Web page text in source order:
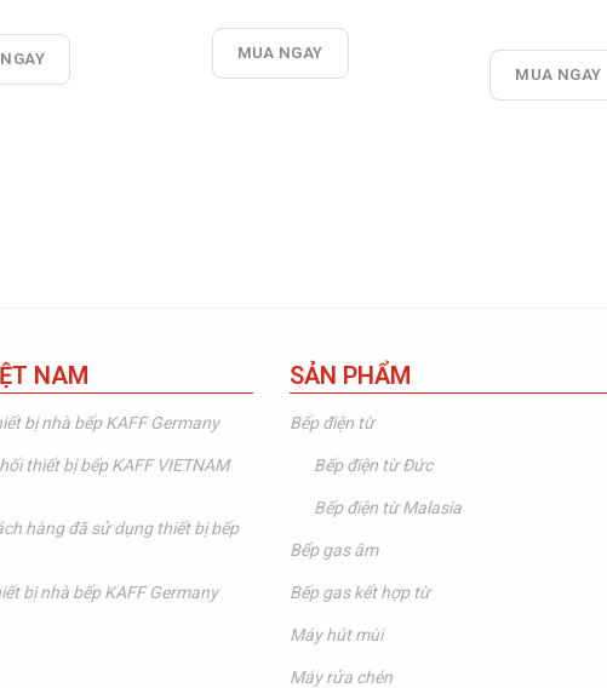
VNĐ.
2.100.000 VNĐ.
MUA NGAY
585.000 VNĐ.
MUA NGAY
NAM
bị nhà bếp KAFF Germany
thiết bị bếp KAFF VIETNAM
hàng đã sử dụng thiết bị bếp
bị nhà bếp KAFF Germany
SẢN PHẨM
Bếp điện từ
Bếp điện từ Đức
Bếp điện từ Malasia
Bếp gas âm
Bếp gas kết hợp từ
Máy hút mùi
Máy rửa chén